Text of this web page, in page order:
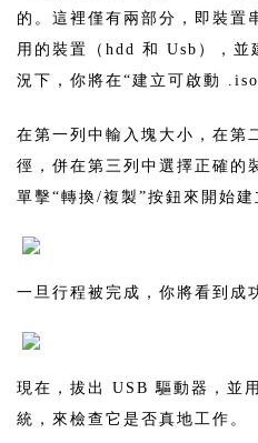
的。這裡僅有兩部分，即裝置
用的裝置（hdd 和 Usb），
況下，你將在“建立可啟動
在第一列中輸入塊大小，在第
徑，併在第三列中選擇正確的
單擊“轉換/複製”按鈕來開始
一旦行程被完成，你將看到成
現在，拔出 USB 驅動器，並
統，來檢查它是否真地工作。